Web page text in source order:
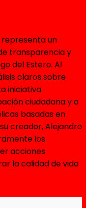
representa un
transparencia y
del Estero. Al
claros sobre
iniciativa
ciudadana y a
basadas en
creador, Alejandro
los
acciones
la calidad de vida